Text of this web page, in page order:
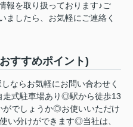
報を取り扱っております♪ご
ましたら、お気軽にご連絡く
すすめポイント)
ならお気軽にお問い合わせく
式駐車場あり◎駅から徒歩13
がでしょうか◎お使いいただけ
い分けができます◎当社は、